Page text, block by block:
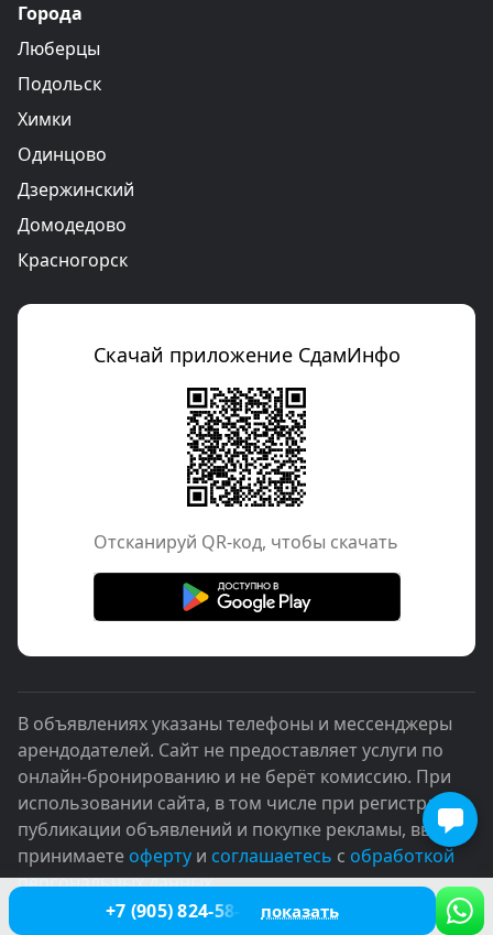
+7 (905) 824-58-45 показать
Города
Люберцы
Подольск
Химки
Одинцово
Дзержинский
Домодедово
Красногорск
Скачай приложение СдамИнфо
Отcканируй QR-код, чтобы скачать
В объявлениях указаны телефоны и мессенджеры
арендодателей. Сайт не предоставляет услуги по
онлайн-бронированию и не берёт комиссию. При
использовании сайта, в том числе при регистрации,
публикации объявлений и покупке рекламы, вы
принимаете оферту и соглашаетесь с обработкой
персональных данных